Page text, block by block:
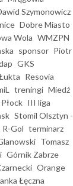
Szymonowicz
Dobre Miasto
Wola WMZPN
sponsor Piotr
GKS
Resovia
treningi Miedź
III liga
Stomil Olsztyn -
R-Gol terminarz
Tomasz
Górnik Zabrze
Orange
Łęczna